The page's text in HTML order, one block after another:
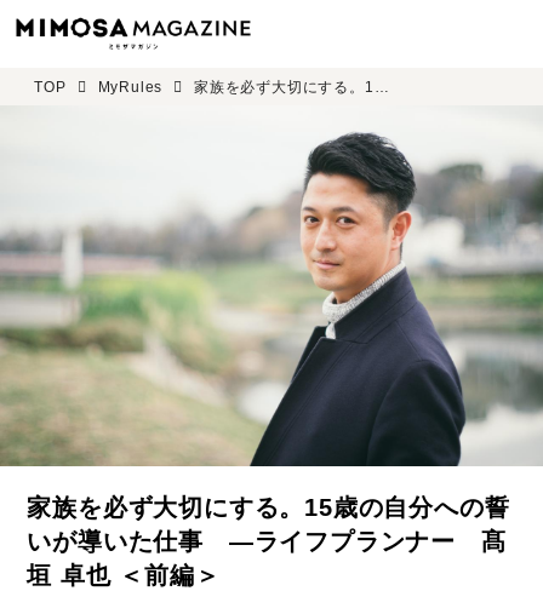
TOP MyRules 家族を必ず大切にする。15歳の自分への誓いが導いた仕事 ―ライフプランナー 髙垣 卓也 ＜前編＞
家族を必ず大切にする。15歳の自分への誓
いが導いた仕事 ―ライフプランナー 髙
垣 卓也 ＜前編＞